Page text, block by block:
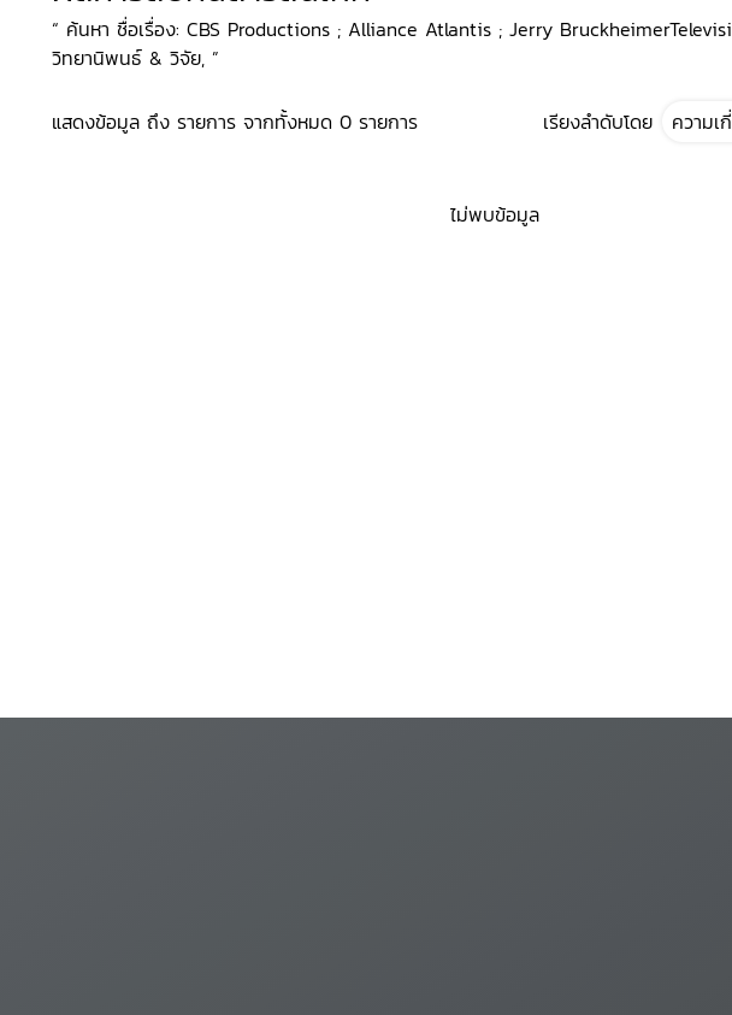
“ ค้นหา ชื่อเรื่อง: CBS Productions ; Alliance Atlantis ; Jerry
วิทยานิพนธ์ & วิจัย, ”
แสดงข้อมูล ถึง รายการ จากทั้งหมด 0 รายการ เรียงลำดับโดย
ไม่พบข้อมูล